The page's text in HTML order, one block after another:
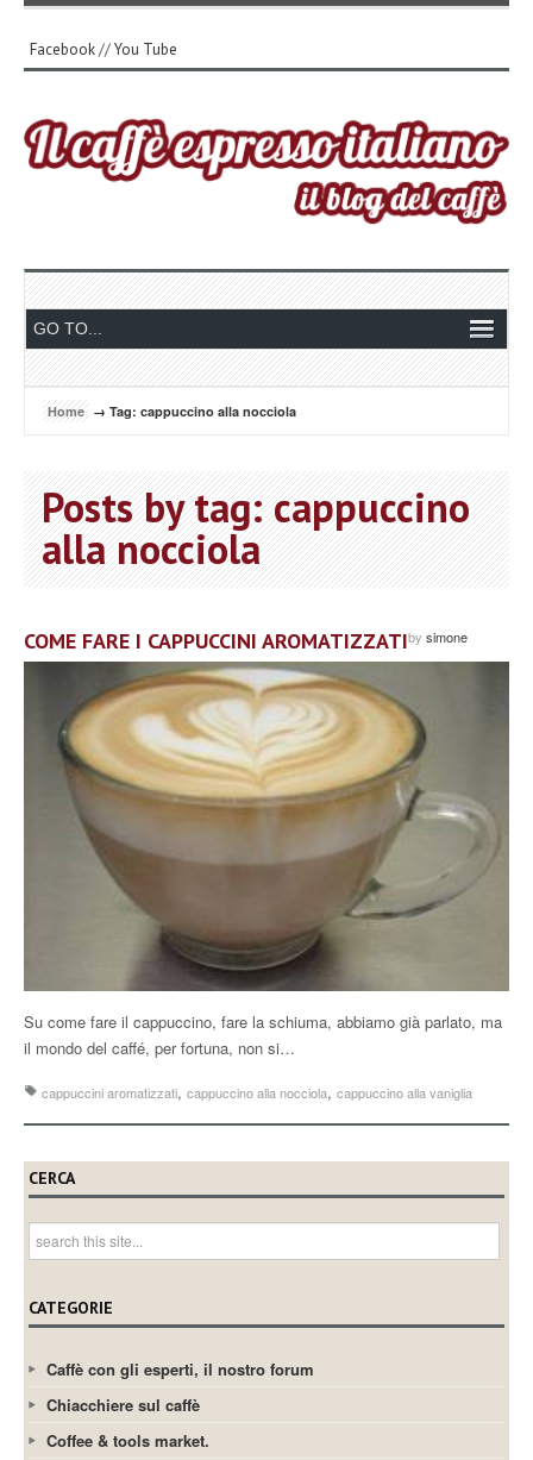
Facebook//You Tube
Home → Tag: cappuccino alla nocciola
Posts by tag: cappuccino
alla nocciola
COME FARE I CAPPUCCINI AROMATIZZATIby simone
Su come fare il cappuccino, fare la schiuma, abbiamo già parlato, ma
il mondo del caffé, per fortuna, non si…
cappuccini aromatizzati, cappuccino alla nocciola, cappuccino alla vaniglia
CERCA
CATEGORIE
Caffè con gli esperti, il nostro forum
Chiacchiere sul caffè
Coffee & tools market.